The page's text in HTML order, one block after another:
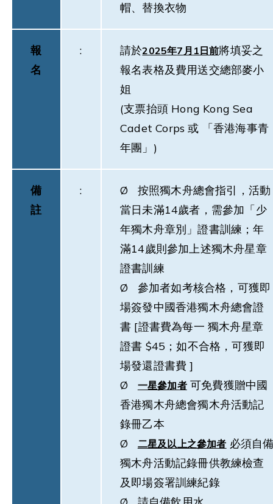
帽、替換衣物
報
名
: 請於2025年7 月 1 日前將填妥之
報名表格及費用送交總部麥小
姐
(支票抬頭 Hong Kong Sea
Cadet Corps 或 「香港海事青
年團」)
備
註
:
Ø 按照獨木舟總會指引，活動
當日未滿14歲者，需參加「少
年獨木舟章別」證書訓練；年
滿14歲則參加上述獨木舟星章
證書訓練
Ø 參加者如考核合格，可獲即
場簽發中國香港獨木舟總會證
書 [證書費為每一 獨木舟星章
證書 $45；如不合格，可獲即
場發還證書費 ]
Ø 一星參加者可免費獲贈中國
香港獨木舟總會獨木舟活動記
錄冊乙本
Ø 二星及以上之參加者 必須自
獨木舟活動記錄冊供教練檢查
及即場簽署訓練紀錄